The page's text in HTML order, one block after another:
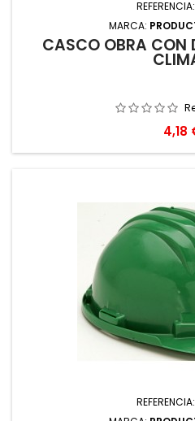
REFERENCIA:
MARCA:
CASCO OBRA CON
4,18
REFERENCIA: